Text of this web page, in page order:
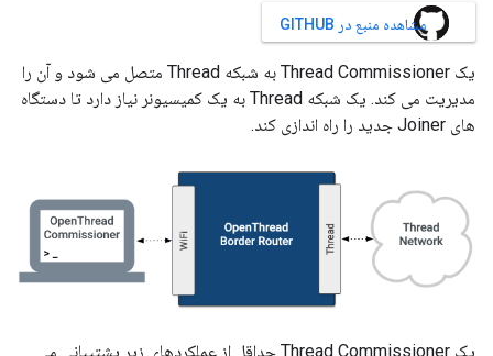
مشاهده منبع در GITHUB
یک Thread Commissioner به شبکه Thread متصل می شود و آن را
مدیریت می کند. یک شبکه Thread به یک کمیسیونر نیاز دارد تا دستگاه
های Joiner جدید را راه اندازی کند.
یک Thread Commissioner حداقل از عملکردهای زیر پشتیبانی می